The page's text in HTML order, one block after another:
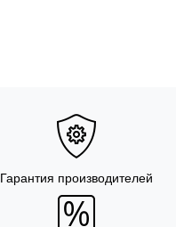
Гарантия производителей